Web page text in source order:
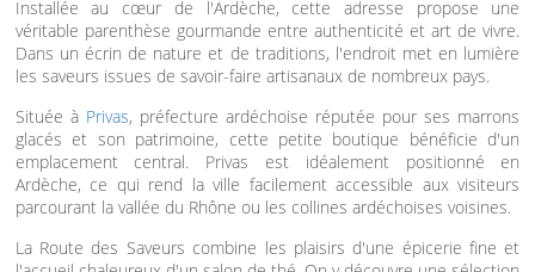
Installée au cœur de l'Ardèche, cette adresse propose une
véritable parenthèse gourmande entre authenticité et art de vivre.
Dans un écrin de nature et de traditions, l'endroit met en lumière
les saveurs issues de savoir-faire artisanaux de nombreux pays.
Située à Privas, préfecture ardéchoise réputée pour ses marrons
glacés et son patrimoine, cette petite boutique bénéficie d'un
emplacement central. Privas est idéalement positionné en
Ardèche, ce qui rend la ville facilement accessible aux visiteurs
parcourant la vallée du Rhône ou les collines ardéchoises voisines.
La Route des Saveurs combine les plaisirs d'une épicerie fine et